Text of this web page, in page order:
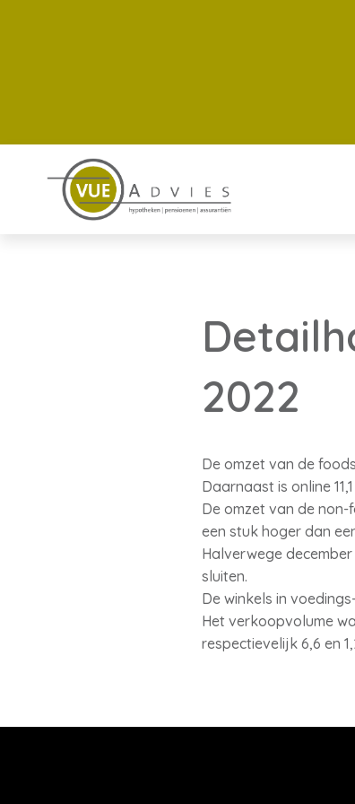
2022
De omzet van de
Daarnaast is online
De omzet van de
een stuk hoger dan
Halverwege
sluiten.
De winkels in
Het verkoopvolume
respectievelijk 6,6 en